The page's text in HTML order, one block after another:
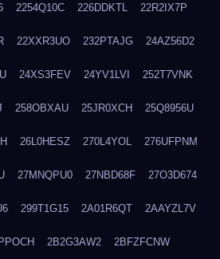
2254Q10C 226DDKTL 22R2IX7P
22XXR3UO 232PTAJG 24AZ56D2
24XS3FEV 24YV1LVI 252T7VNK
258OBXAU 25JR0XCH 25Q8956U
26L0HESZ 270L4YOL 276UFPNM
27MNQPU0 27NBD68F 27O3D674
299T1G15 2A01R6QT 2AAYZL7V
2B2G3AW2 2BFZFCNW